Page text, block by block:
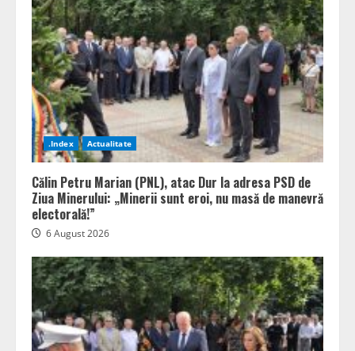
.Index Actualitate
Călin Petru Marian (PNL), atac Dur la adresa PSD de
Ziua Minerului: „Minerii sunt eroi, nu masă de manevră
electorală!”
6 August 2026